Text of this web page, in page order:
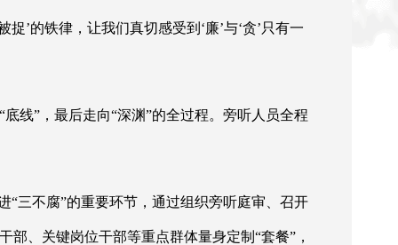
’的铁律，让我们真切感受到‘廉’与‘贪’只有一
底线”，最后走向“深渊”的全过程。旁听人员全程
“三不腐”的重要环节，通过组织旁听庭审、召开
、关键岗位干部等重点群体量身定制“套餐”，